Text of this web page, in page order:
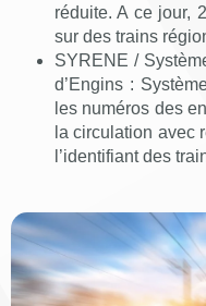
réduite. A ce jour,
sur des trains
SYRENE /
d’Engins :
les numéros des
la circulation avec
l’identifiant des